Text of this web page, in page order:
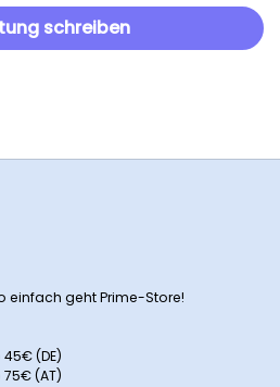
schreiben
einfach geht Prime-Store!
(DE)
(AT)